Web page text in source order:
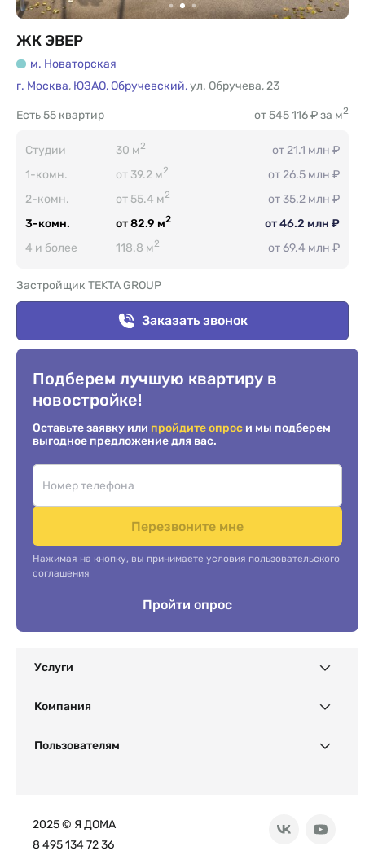
ЖК ЭВЕР
м. Новаторская
г. Москва, ЮЗАО,Обручевский,ул. Обручева,23
55 квартир
Есть от 545 116 ₽ за м2
Студии 30 м2
от 21.1 млн ₽
1-комн.
от 39.2 м2
от 26.5 млн ₽
2-комн.
от 55.4 м2
от 35.2 млн ₽
3-комн.
от 82.9 м2
от 46.2 млн ₽
4 и более
118.8 м2 от 69.4 млн ₽
Застройщик TEKTA GROUP
Заказать звонок
Подберем лучшую квартиру в
новостройке!
Оставьте заявку или пройдите опрос и мы подберем
выгодное предложение для вас.
Перезвоните мне
Нажимая на кнопку, вы принимаете условия пользовательского
соглашения
Пройти опрос
Услуги
Компания
Пользователям
2025 © Я ДОМА
8 495 134 72 36